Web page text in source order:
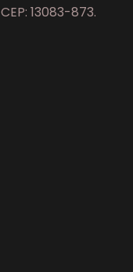
13083-873.